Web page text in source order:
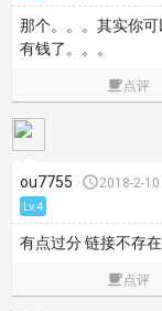
那个。。。其实你
有钱了。。。
点评
ou7755 2018-2-
Lv.4
有点过分 链接不存
点评